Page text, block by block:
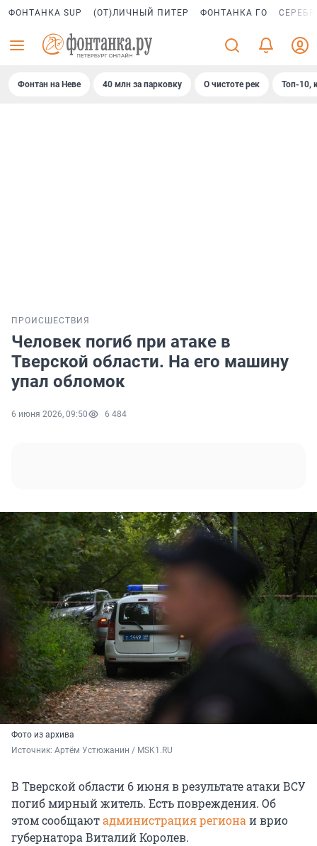
ФОНТАНКА SUP (ОТ)ЛИЧНЫЙ ПИТЕР ФОНТАНКА ГО
Фонтан на Неве 40 млн за парковку О чистоте рек Топ-10,
ПРОИСШЕСТВИЯ
Человек погиб при атаке в
Тверской области. На его машину
упал обломок
6 июня 2026, 09:50 6 484
Фото из архива
Источник: Артём Устюжанин / MSK1.RU
В Тверской области 6 июня в результате атаки ВСУ
погиб мирный житель. Есть повреждения. Об
этом сообщаютадминистрация регионаи врио
губернатора Виталий Королев.